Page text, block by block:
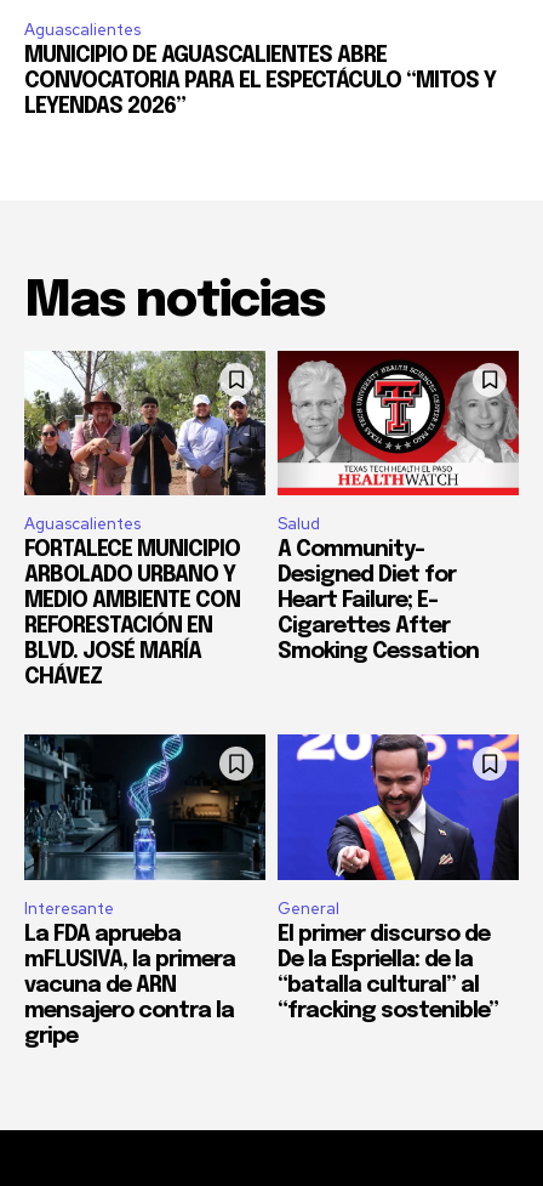
Aguascalientes
MUNICIPIO DE AGUASCALIENTES ABRE
CONVOCATORIA PARA EL ESPECTÁCULO “MITOS Y
LEYENDAS 2026”
Mas noticias
Aguascalientes
FORTALECE MUNICIPIO
ARBOLADO URBANO Y
MEDIO AMBIENTE CON
REFORESTACIÓN EN
BLVD. JOSÉ MARÍA
CHÁVEZ
Salud
A Community-
Designed Diet for
Heart Failure; E-
Cigarettes After
Smoking Cessation
Interesante
La FDA aprueba
mFLUSIVA, la primera
vacuna de ARN
mensajero contra la
gripe
General
El primer discurso de
De la Espriella: de la
“batalla cultural” al
“fracking sostenible”